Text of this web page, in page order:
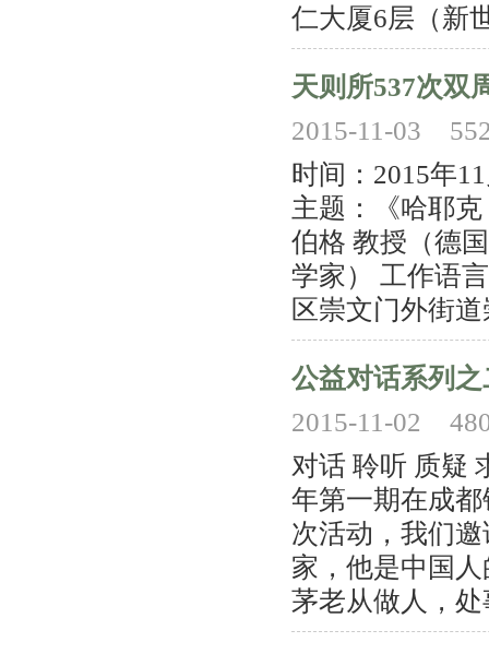
仁大厦6层（新
天则所537次双
2015-11-03
时间：2015年
主题：《哈耶
伯格 教授（德
学家） 工作语
区崇文门外街
公益对话系列
2015-11-02
对话 聆听 质疑
年第一期在成
次活动，我们
家，他是中国
茅老从做人，